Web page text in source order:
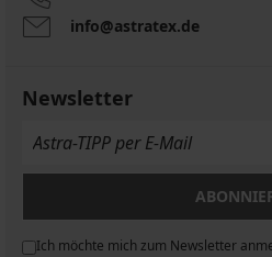
info@astratex.de
Newsletter
Ich möchte mich zum Newsletter